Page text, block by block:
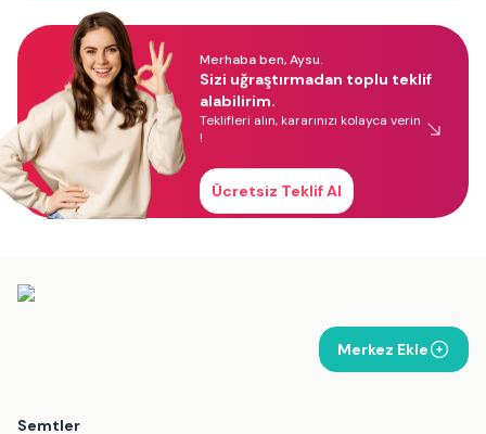
Merhaba ben, Aysu.
Sizi uğraştırmadan toplu teklif
alabilirim.
Teklifleri alın, kararınızı kolayca verin
!
Ücretsiz Teklif Al
Merkez Ekle
Semtler